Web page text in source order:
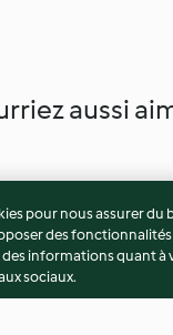
aussi
pour nous assurer
des fonctionnalités
informations quant
sociaux.